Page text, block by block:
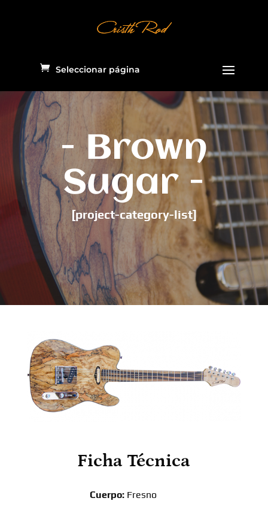
Seleccionar página
- Brown
Sugar -
[project-category-list]
Ficha Técnica
Cuerpo: Fresno